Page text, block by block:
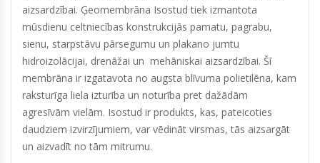
aizsardzībai. Ģeomembrāna Isostud tiek izmantota
mūsdienu celtniecības konstrukcijās pamatu, pagrabu,
sienu, starpstāvu pārsegumu un plakano jumtu
hidroizolācijai, drenāžai un mehāniskai aizsardzībai. Šī
membrāna ir izgatavota no augsta blīvuma polietilēna, kam
raksturīga liela izturība un noturība pret dažādām
agresīvām vielām. Isostud ir produkts, kas, pateicoties
daudziem izvirzījumiem, var vēdināt virsmas, tās aizsargāt
un aizvadīt no tām mitrumu.